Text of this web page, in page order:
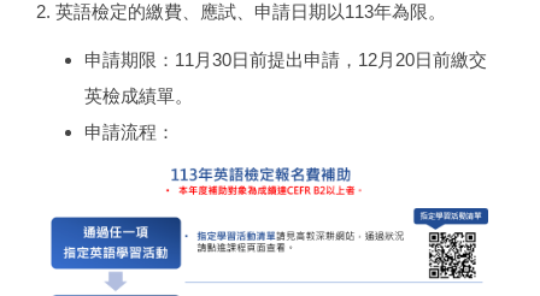
2. 英語檢定的繳費、應試、申請日期以113年為限。
申請期限：11月30日前提出申請，12月20日前繳交
英檢成績單。
申請流程：